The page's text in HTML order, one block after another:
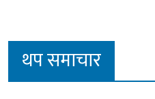
थप समाचार